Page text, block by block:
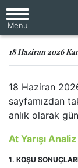
18 Haziran 2026
18 Haziran
sayfamızdan
anlık olarak
At Yarışı
1. KOŞU